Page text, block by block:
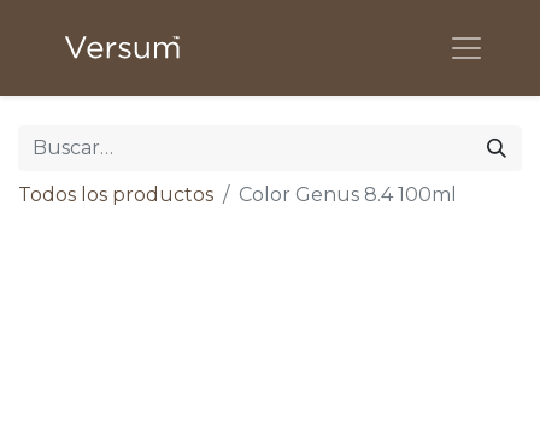
Todos los productos Color Genus 8.4 100ml